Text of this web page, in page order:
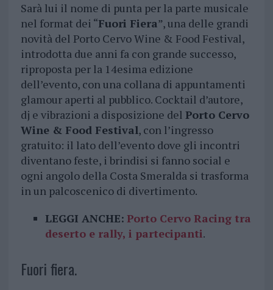
Sarà lui il nome di punta per la parte musicale
nel format dei “Fuori Fiera”, una delle grandi
novità del Porto Cervo Wine & Food Festival,
introdotta due anni fa con grande successo,
riproposta per la 14esima edizione
dell’evento, con una collana di appuntamenti
glamour aperti al pubblico. Cocktail d’autore,
dj e vibrazioni a disposizione del Porto Cervo
Wine & Food Festival, con l’ingresso
gratuito: il lato dell’evento dove gli incontri
diventano feste, i brindisi si fanno social e
ogni angolo della Costa Smeralda si trasforma
in un palcoscenico di divertimento.
LEGGI ANCHE: Porto Cervo Racing tra
deserto e rally, i partecipanti.
Fuori fiera.